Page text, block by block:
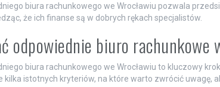
biura rachunkowego we Wrocławiu pozwala
że ich finanse są w dobrych rękach specjalistów.
odpowiednie biuro rachunkowe
biura rachunkowego we Wrocławiu to kluczowy
kilka istotnych kryteriów, na które warto zwrócić uwagę,